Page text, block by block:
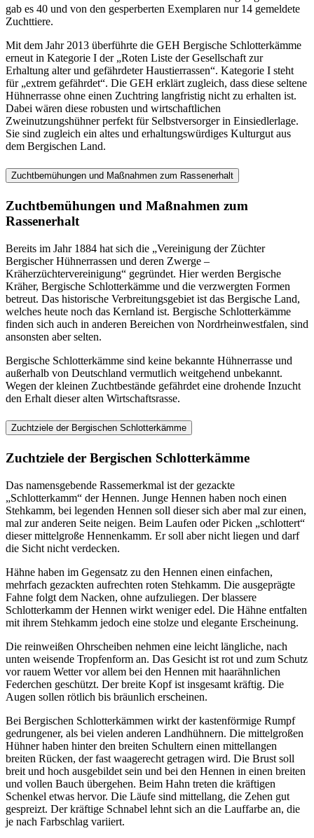
gab es 40 und von den gesperberten Exemplaren nur 14 gemeldete
Zuchttiere.
Mit dem Jahr 2013 überführte die GEH Bergische Schlotterkämme
erneut in Kategorie I der „Roten Liste der Gesellschaft zur
Erhaltung alter und gefährdeter Haustierrassen“. Kategorie I steht
für „extrem gefährdet“. Die GEH erklärt zugleich, dass diese seltene
Hühnerrasse ohne einen Zuchtring langfristig nicht zu erhalten ist.
Dabei wären diese robusten und wirtschaftlichen
Zweinutzungshühner perfekt für Selbstversorger in Einsiedlerlage.
Sie sind zugleich ein altes und erhaltungswürdiges Kulturgut aus
dem Bergischen Land.
Zuchtbemühungen und Maßnahmen zum Rassenerhalt
Zuchtbemühungen und Maßnahmen zum
Rassenerhalt
Bereits im Jahr 1884 hat sich die „Vereinigung der Züchter
Bergischer Hühnerrassen und deren Zwerge –
Kräherzüchtervereinigung“ gegründet. Hier werden Bergische
Kräher, Bergische Schlotterkämme und die verzwergten Formen
betreut. Das historische Verbreitungsgebiet ist das Bergische Land,
welches heute noch das Kernland ist. Bergische Schlotterkämme
finden sich auch in anderen Bereichen von Nordrheinwestfalen, sind
ansonsten aber selten.
Bergische Schlotterkämme sind keine bekannte Hühnerrasse und
außerhalb von Deutschland vermutlich weitgehend unbekannt.
Wegen der kleinen Zuchtbestände gefährdet eine drohende Inzucht
den Erhalt dieser alten Wirtschaftsrasse.
Zuchtziele der Bergischen Schlotterkämme
Zuchtziele der Bergischen Schlotterkämme
Das namensgebende Rassemerkmal ist der gezackte
„Schlotterkamm“ der Hennen. Junge Hennen haben noch einen
Stehkamm, bei legenden Hennen soll dieser sich aber mal zur einen,
mal zur anderen Seite neigen. Beim Laufen oder Picken „schlottert“
dieser mittelgroße Hennenkamm. Er soll aber nicht liegen und darf
die Sicht nicht verdecken.
Hähne haben im Gegensatz zu den Hennen einen einfachen,
mehrfach gezackten aufrechten roten Stehkamm. Die ausgeprägte
Fahne folgt dem Nacken, ohne aufzuliegen. Der blassere
Schlotterkamm der Hennen wirkt weniger edel. Die Hähne entfalten
mit ihrem Stehkamm jedoch eine stolze und elegante Erscheinung.
Die reinweißen Ohrscheiben nehmen eine leicht längliche, nach
unten weisende Tropfenform an. Das Gesicht ist rot und zum Schutz
vor rauem Wetter vor allem bei den Hennen mit haarähnlichen
Federchen geschützt. Der breite Kopf ist insgesamt kräftig. Die
Augen sollen rötlich bis bräunlich erscheinen.
Bei Bergischen Schlotterkämmen wirkt der kastenförmige Rumpf
gedrungener, als bei vielen anderen Landhühnern. Die mittelgroßen
Hühner haben hinter den breiten Schultern einen mittellangen
breiten Rücken, der fast waagerecht getragen wird. Die Brust soll
breit und hoch ausgebildet sein und bei den Hennen in einen breiten
und vollen Bauch übergehen. Beim Hahn treten die kräftigen
Schenkel etwas hervor. Die Läufe sind mittellang, die Zehen gut
gespreizt. Der kräftige Schnabel lehnt sich an die Lauffarbe an, die
je nach Farbschlag variiert.